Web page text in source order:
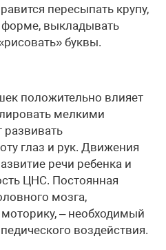
пересыпать крупу,
форме, выкладывать
буквы.
положительно влияет
мелкими
глаз и рук. Движения
речи ребенка и
ЦНС. Постоянная
мозга,
– необходимый
воздействия.